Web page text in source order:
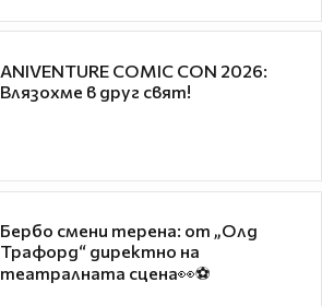
ANIVENTURE COMIC CON 2026:
Влязохме в друг свят!
Бербо смени терена: от „Олд
Трафорд“ директно на
театралната сцена👀⚽